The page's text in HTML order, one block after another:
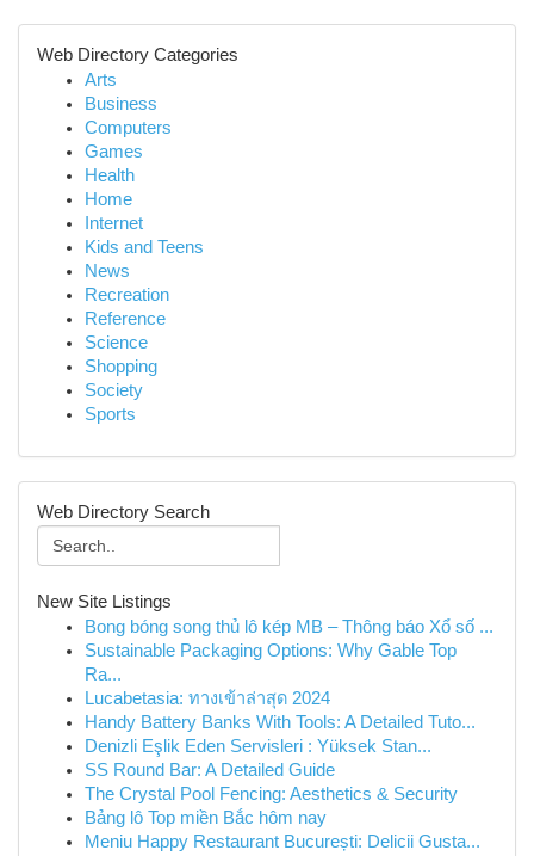
Web Directory Categories
Arts
Business
Computers
Games
Health
Home
Internet
Kids and Teens
News
Recreation
Reference
Science
Shopping
Society
Sports
Web Directory Search
New Site Listings
Bong bóng song thủ lô kép MB – Thông báo Xổ số ...
Sustainable Packaging Options: Why Gable Top
Ra...
Lucabetasia: ทางเข้าล่าสุด 2024
Handy Battery Banks With Tools: A Detailed Tuto...
Denizli Eşlik Eden Servisleri : Yüksek Stan...
SS Round Bar: A Detailed Guide
The Crystal Pool Fencing: Aesthetics & Security
Bảng lô Top miền Bắc hôm nay
Meniu Happy Restaurant București: Delicii Gusta...